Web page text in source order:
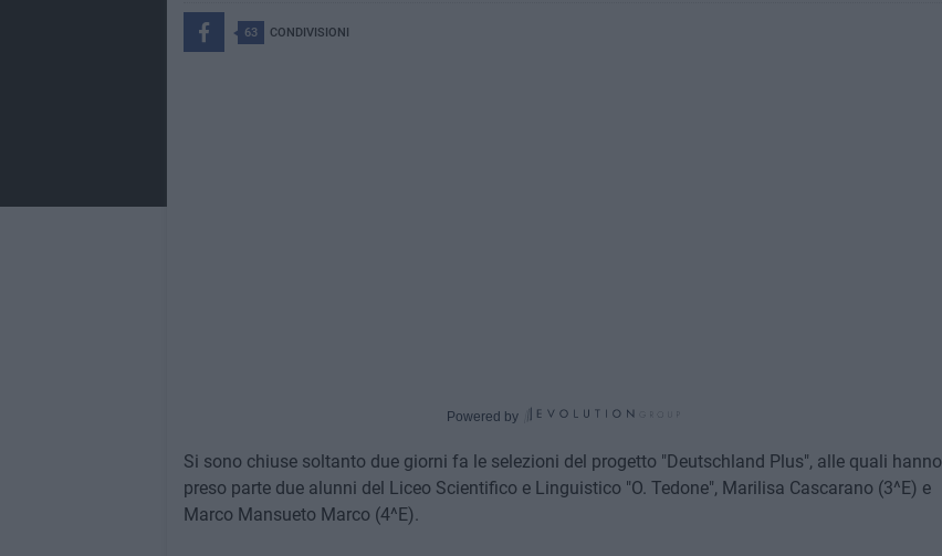
63 CONDIVISIONI
Powered by
Si sono chiuse soltanto due giorni fa le selezioni del progetto "Deutschland Plus", alle quali hanno
preso parte due alunni del Liceo Scientifico e Linguistico "O. Tedone", Marilisa Cascarano (3^E) e
Marco Mansueto Marco (4^E).